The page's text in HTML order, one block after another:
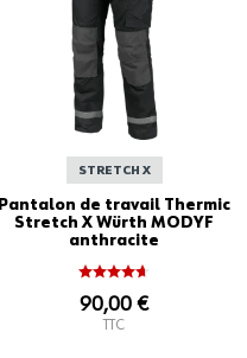
STRETCH X
Pantalon de travail Thermic
Stretch X Würth MODYF
anthracite
90,00 €
TTC